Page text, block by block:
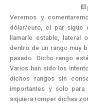
o
k
t
e
r
)
t
e
r
s
t
El
Veremos y
dólar/euro, el par sigue
llamarle estable,
dentro de un rango muy
pasado. Dicho rango
Varios han sido los
dichos rangos sin
importantes y solo
siquiera romper dichas